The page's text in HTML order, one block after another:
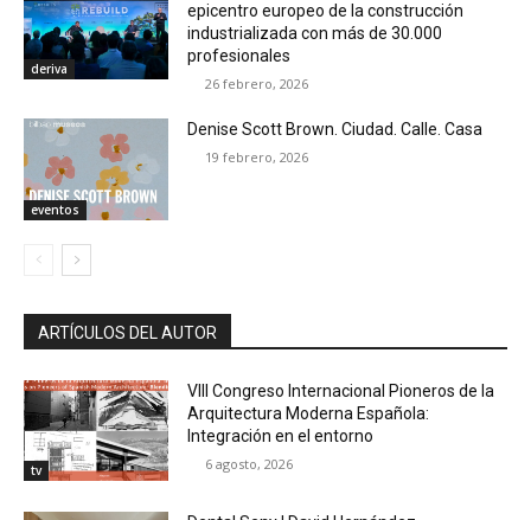
deriva
epicentro europeo de la construcción
industrializada con más de 30.000
profesionales
26 febrero, 2026
eventos
Denise Scott Brown. Ciudad. Calle. Casa
19 febrero, 2026
ARTÍCULOS DEL AUTOR
tv
VIII Congreso Internacional Pioneros de la
Arquitectura Moderna Española:
Integración en el entorno
6 agosto, 2026